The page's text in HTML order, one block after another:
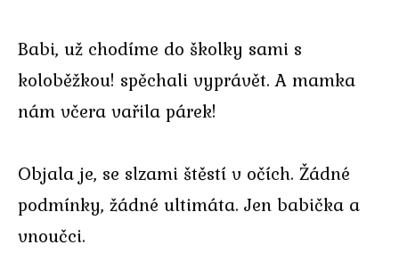
Babi, už chodíme do školky sami s
koloběžkou! spěchali vyprávět. A mamka
nám včera vařila párek!
Objala je, se slzami štěstí v očích. Žádné
podmínky, žádné ultimáta. Jen babička a
vnoučci.